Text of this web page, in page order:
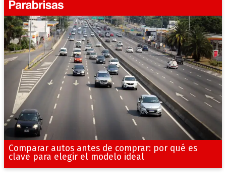
Comparar autos antes de comprar: por qué es
clave para elegir el modelo ideal